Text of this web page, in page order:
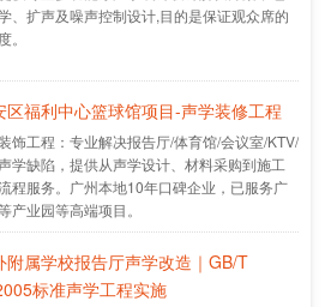
、扩声及噪声控制设计,目的是保证观众席的
。
区福利中心篮球馆项目-声学装修工程
饰工程：专业解决报告厅/体育馆/会议室/KTV/
学缺陷，提供从声学设计、材料采购到施工
程服务。广州本地10年口碑企业，已服务广
产业园等高端项目。
附属学校报告厅声学改造｜GB/T
标准声学工程实施